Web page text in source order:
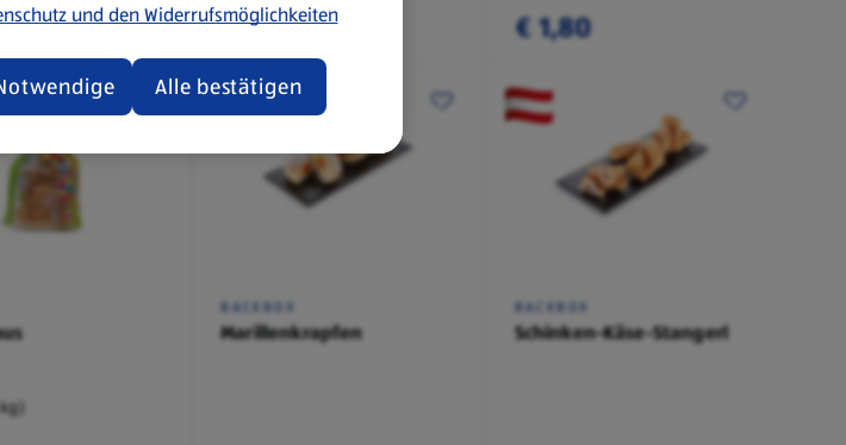
€ 0,23 € 1,80
BACKBOX
Marillenkrapfen
BACKBOX
Schinken-Käse-Stangerl
und den Widerrufsmöglichkeiten
Alle bestätigen